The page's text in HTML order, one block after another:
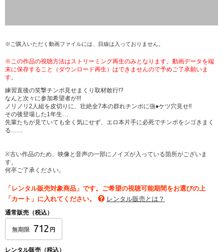
※ご購入いただく動画ファイルには、目線は入っておりません。
※この作品の視聴方法はストリーミング再生のみとなります。動画データを端
末に保存すること（ダウンロード再生）はできませんので予めご了承願いま
す。
練習直後の笑撃チンポ見せまくり取材敢行!?
なんと次々に参加希望者が!!!
ノリノリ2人組を皮切りに、壮絶全7本の群れチンポに強●ケツ穴見せ!!
その後登場した1年生…
先輩たちが見ていても全く気にせず、エロ本片手に必死でチンポをシゴきまく
る……
※古い作品のため、映像と音声の一部にノイズが入っている箇所がございま
す。
何卒ご了承ください。
「レンタル販売対象商品」です。ご希望の視聴可能期間をお選びの上
「カート」に入れてください。
レンタル販売とは？
通常販売（税込）
無期限 712 円
レンタル販売（税込）